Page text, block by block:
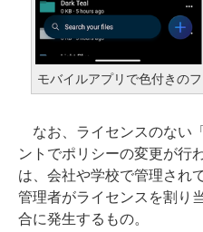
モバイルアプリで色付きの
なお、ライセンスのない
ントでポリシーの変更が行
は、会社や学校で管理され
管理者がライセンスを割り
合に発生するもの。